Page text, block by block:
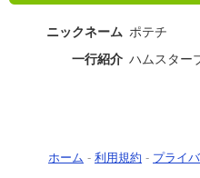
ニックネーム ポテチ
一行紹介 ハムスター
ホーム - 利用規約 - プライ